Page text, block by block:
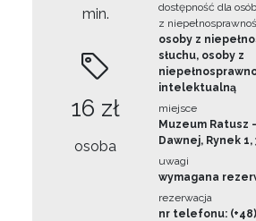
min.
16 zł
osoba
dostępność dla osób
z
osoby z
słuchu, osoby z
intelektualną
miejsce
Muzeum Ratusz
Dawnej, Rynek
uwagi
wymagana
rezerwacja
nr telefonu: